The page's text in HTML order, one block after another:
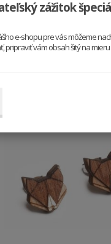
Hodí sa k
zážitok
e-shopu pre vás môžeme
pripraviť vám obsah šitý na